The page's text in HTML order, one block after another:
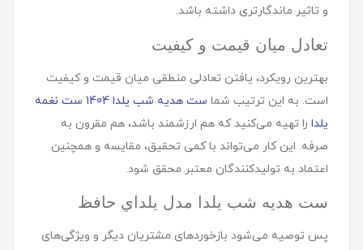
و تاثیر ماندگارتری داشته باشد.
تعادل میان قیمت و کیفیت
بهترین رویکرد، یافتن تعادلی منطقی میان قیمت و کیفیت
است. به این ترتیب شما
ست هدیه‌ شب یلدا 1404 ست نغمه
یلدا را تهیه می‌کنید که هم ارزشمند باشد، هم مقرون به
صرفه. این کار می‌تواند با کمی تحقیق، مقایسه و همچنین
اعتماد به تولیدکنندگان معتبر محقق شود.
ست هديه شب یلدا مدل يلداي حافظ
پس توصیه می‌شود بازخوردهای مشتریان دیگر و ویژگی‌های